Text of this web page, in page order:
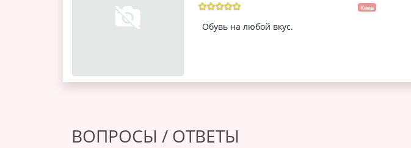
Киев
Обувь на любой вкус.
ВОПРОСЫ / ОТВЕТЫ